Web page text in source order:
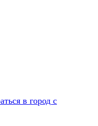
в город с